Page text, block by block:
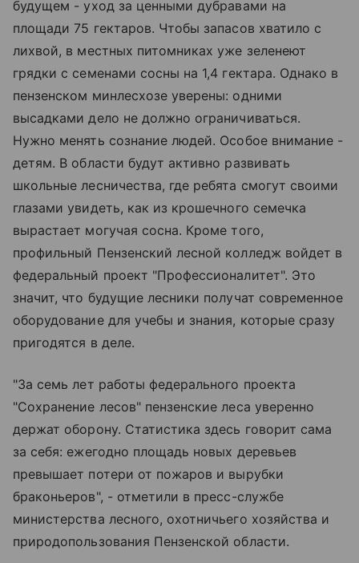
будущем - уход за ценными дубравами на
площади 75 гектаров. Чтобы запасов хватило с
лихвой, в местных питомниках уже зеленеют
грядки с семенами сосны на 1,4 гектара. Однако в
пензенском минлесхозе уверены: одними
высадками дело не должно ограничиваться.
Нужно менять сознание людей. Особое внимание -
детям. В области будут активно развивать
школьные лесничества, где ребята смогут своими
глазами увидеть, как из крошечного семечка
вырастает могучая сосна. Кроме того,
профильный Пензенский лесной колледж войдет в
федеральный проект "Профессионалитет". Это
значит, что будущие лесники получат современное
оборудование для учебы и знания, которые сразу
пригодятся в деле.
"За семь лет работы федерального проекта
"Сохранение лесов" пензенские леса уверенно
держат оборону. Статистика здесь говорит сама
за себя: ежегодно площадь новых деревьев
превышает потери от пожаров и вырубки
браконьеров", - отметили в пресс-службе
министерства лесного, охотничьего хозяйства и
природопользования Пензенской области.